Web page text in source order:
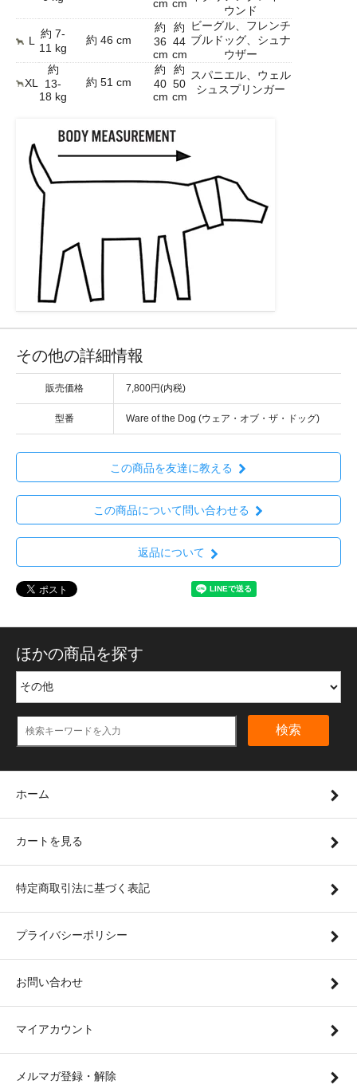
cm cm
ウンド
L
約 7-
11 kg
約 46 cm
約
36
cm
約
44
cm
ビーグル、フレンチ
ブルドッグ、シュナ
ウザー
XL
約
13-
18 kg
約 51 cm
約
40
cm
約
50
cm
スパニエル、ウェル
シュスプリンガー
その他の詳細情報
販売価格 7,800円(内税)
型番 Ware of the Dog (ウェア・オブ・ザ・ドッグ)
この商品を友達に教える
この商品について問い合わせる
返品について
ほかの商品を探す
検索
ホーム
カートを見る
特定商取引法に基づく表記
プライバシーポリシー
お問い合わせ
マイアカウント
メルマガ登録・解除